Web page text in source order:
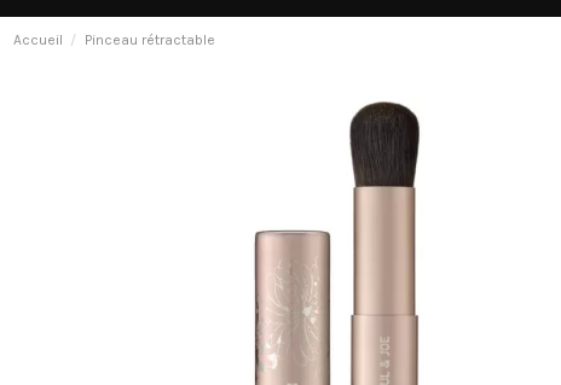
Accueil Pinceau rétractable